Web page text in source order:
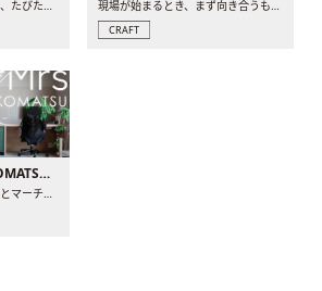
間取り変更を検討する際に、たびたび皆さんの頭を悩ませる動か.. 現場が始まるとき、まず向き合うものの一つがコンセントです..
CRAFT
INDEX｜Mr.&Mrs. KOMATSU renovation diary
プロダクトデザイナーの夫とマーチャンダイザーの妻が、夫婦で..